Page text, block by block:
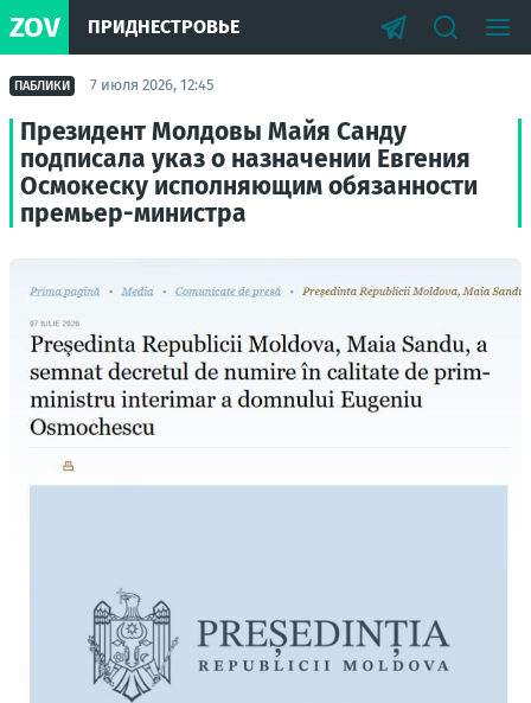
ZOV ПРИДНЕСТРОВЬЕ
ПАБЛИКИ 7 июля 2026, 12:45
Президент Молдовы Майя Санду
подписала указ о назначении Евгения
Осмокеску исполняющим обязанности
премьер-министра